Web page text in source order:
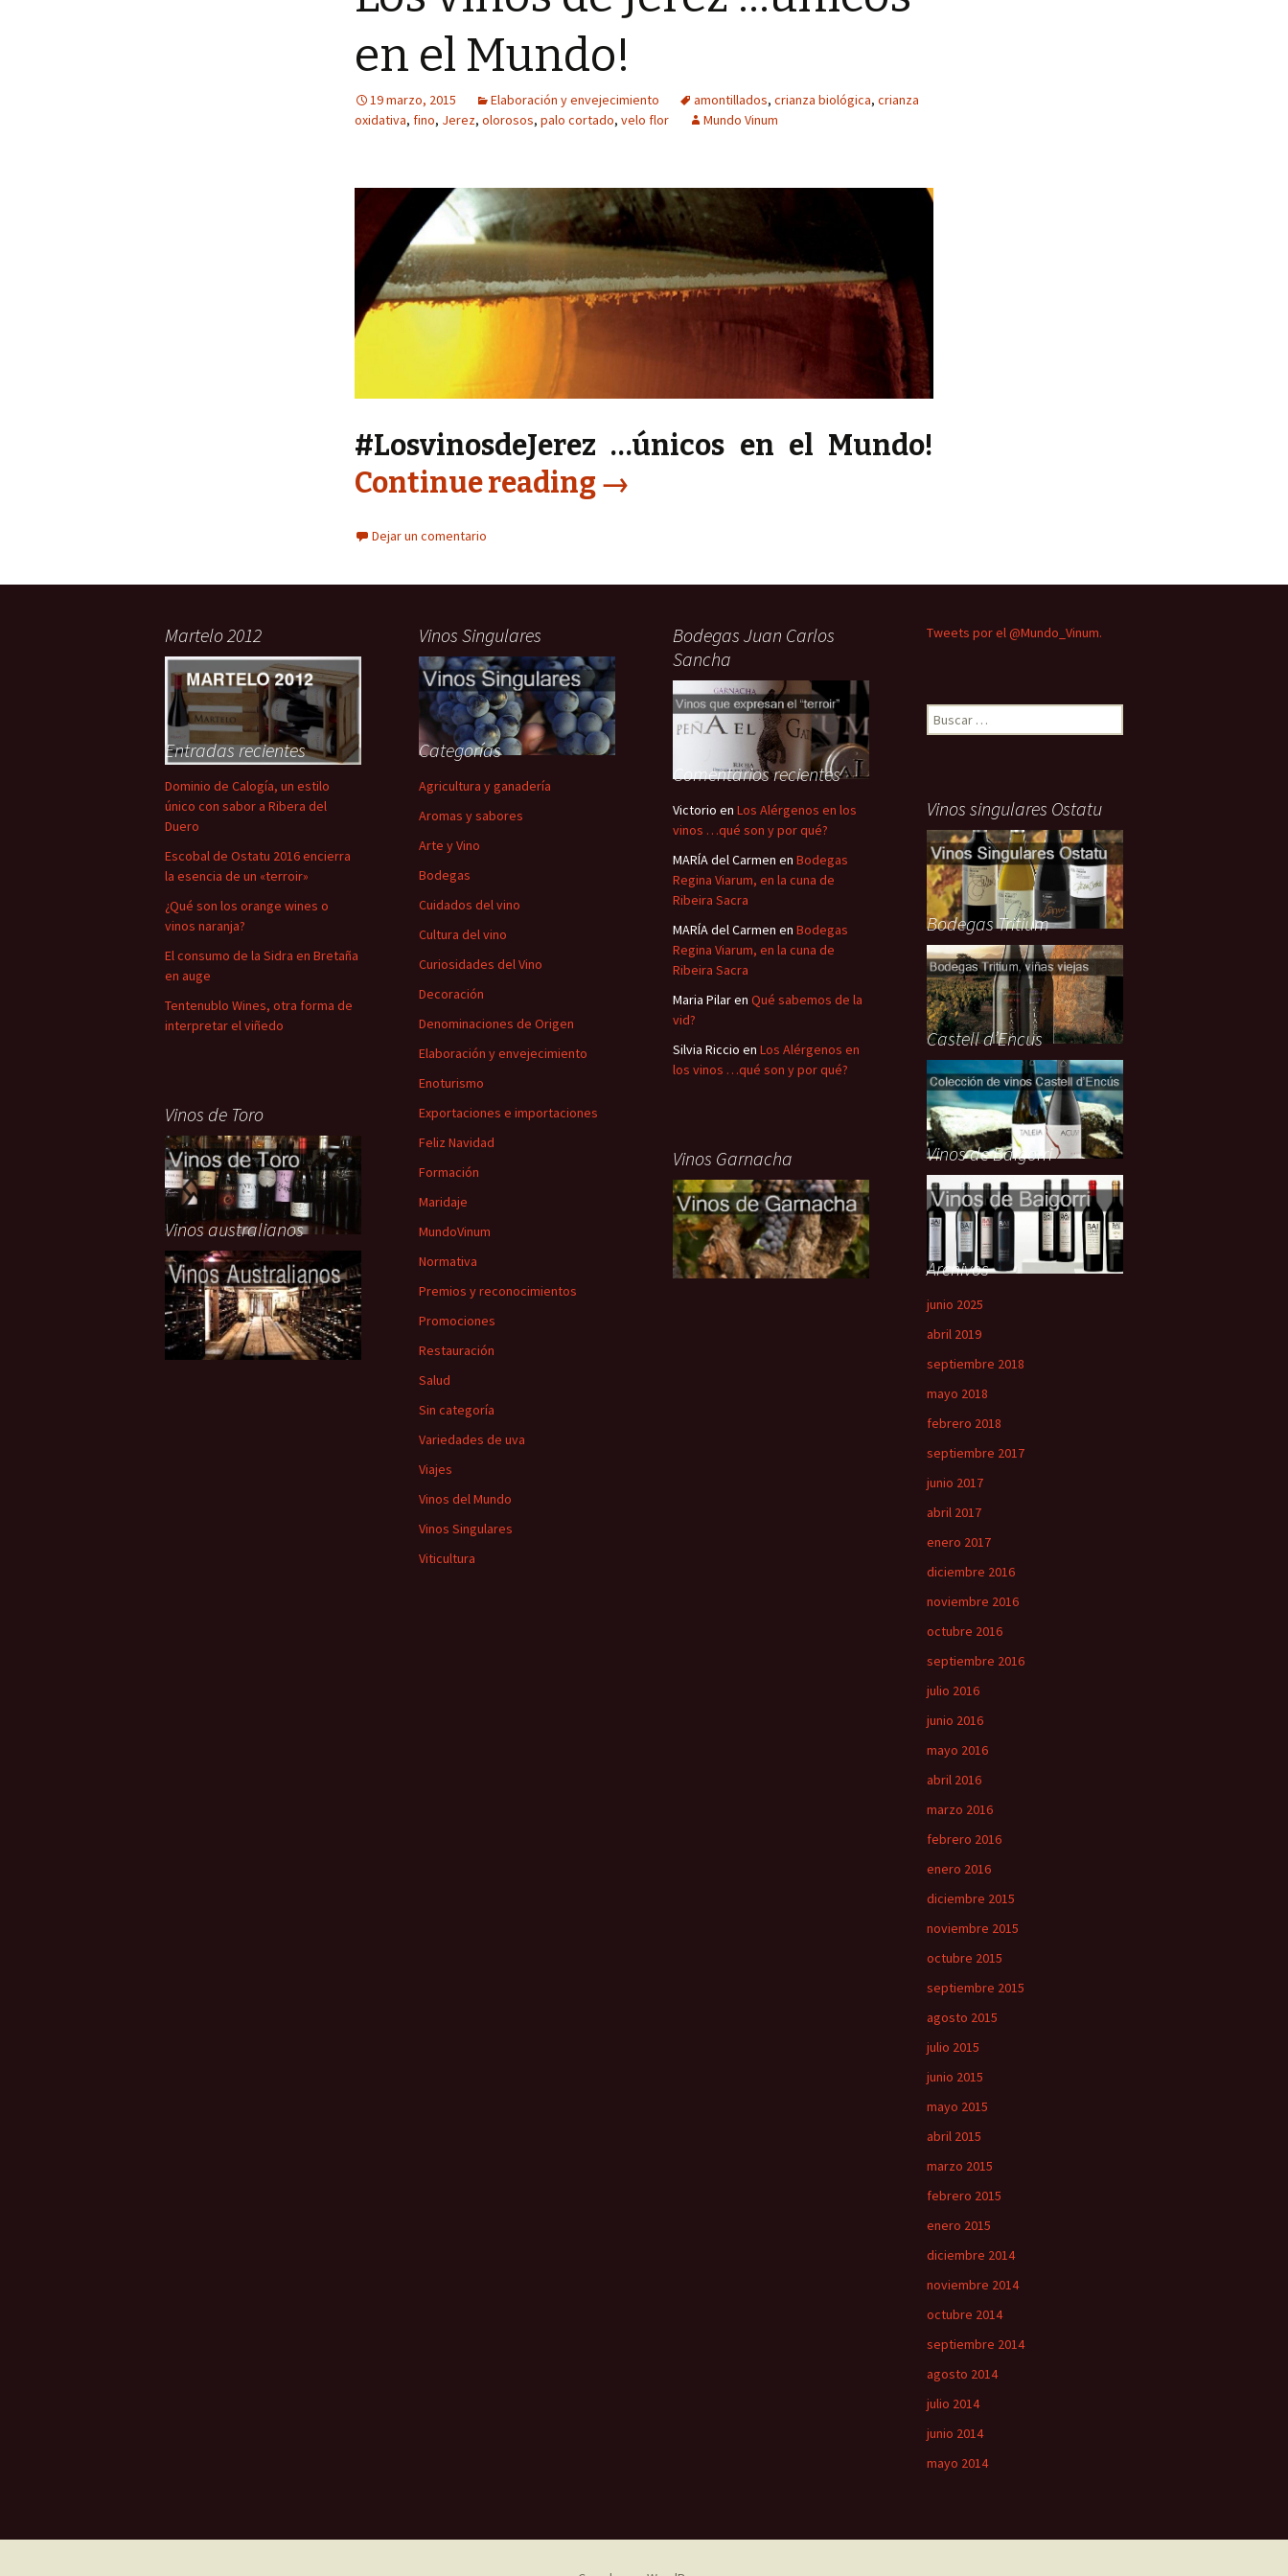
en el Mundo!
19 marzo, 2015 Elaboración y envejecimiento amontillados, crianza biológica, crianza
oxidativa, fino, Jerez, olorosos, palo cortado, velo flor Mundo Vinum
#LosvinosdeJerez …únicos en el Mundo!
Continue reading→
Dejar un comentario
Martelo 2012 Vinos Singulares
Bodegas Juan Carlos
Sancha
Tweets por el @Mundo_Vinum.
Buscar:
Entradas recientes
Dominio de Calogía, un estilo
único con sabor a Ribera del
Duero
Escobal de Ostatu 2016 encierra
la esencia de un «terroir»
¿Qué son los orange wines o
vinos naranja?
El consumo de la Sidra en Bretaña
en auge
Tentenublo Wines, otra forma de
interpretar el viñedo
Categorías
Agricultura y ganadería
Aromas y sabores
Arte y Vino
Bodegas
Cuidados del vino
Cultura del vino
Curiosidades del Vino
Decoración
Denominaciones de Origen
Elaboración y envejecimiento
Enoturismo
Exportaciones e importaciones
Feliz Navidad
Formación
Maridaje
MundoVinum
Normativa
Premios y reconocimientos
Promociones
Restauración
Salud
Sin categoría
Variedades de uva
Viajes
Vinos del Mundo
Vinos Singulares
Viticultura
Comentarios recientes
Victorio en Los Alérgenos en los
vinos …qué son y por qué?
MARÍA del Carmen en Bodegas
Regina Viarum, en la cuna de
Ribeira Sacra
MARÍA del Carmen en Bodegas
Regina Viarum, en la cuna de
Ribeira Sacra
Maria Pilaren Qué sabemos de la
vid?
Silvia Riccio en Los Alérgenos en
los vinos …qué son y por qué?
Vinos singulares Ostatu
Bodegas Tritium
Castell d’Encus
Vinos de Toro
Vinos de Baigorri
Vinos Garnacha
Vinos australianos
Archivos
junio 2025
abril 2019
septiembre 2018
mayo 2018
febrero 2018
septiembre 2017
junio 2017
abril 2017
enero 2017
diciembre 2016
noviembre 2016
octubre 2016
septiembre 2016
julio 2016
junio 2016
mayo 2016
abril 2016
marzo 2016
febrero 2016
enero 2016
diciembre 2015
noviembre 2015
octubre 2015
septiembre 2015
agosto 2015
julio 2015
junio 2015
mayo 2015
abril 2015
marzo 2015
febrero 2015
enero 2015
diciembre 2014
noviembre 2014
octubre 2014
septiembre 2014
agosto 2014
julio 2014
junio 2014
mayo 2014